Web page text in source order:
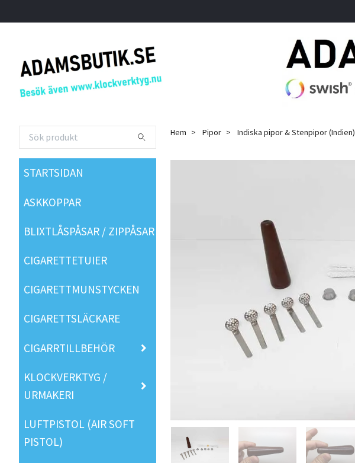
STARTSIDAN
ASKKOPPAR
BLIXTLÅSPÅSAR / ZIPPÅSAR
CIGARETTETUIER
CIGARETTMUNSTYCKEN
CIGARETTSLÄCKARE
CIGARRTILLBEHÖR
KLOCKVERKTYG /
URMAKERI
LUFTPISTOL (AIR SOFT
PISTOL)
Hem Pipor Indiska pipor & Stenpipor (Indien)